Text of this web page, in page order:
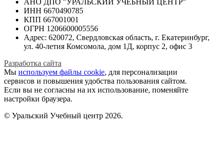
АНО ДПО "УРАЛЬСКИЙ УЧЕБНЫЙ ЦЕНТР"
ИНН 6670490785
КПП 667001001
ОГРН 1206600005556
Адрес: 620072, Свердловская область, г. Екатеринбург,
ул. 40-летия Комсомола, дом 1Д, корпус 2, офис 3
Разработка сайта
Мы используем файлы cookie, для персонализации
сервисов и повышения удобства пользования сайтом.
Если вы не согласны на их использование, поменяйте
настройки браузера.
© Уральский Учебный центр 2026.